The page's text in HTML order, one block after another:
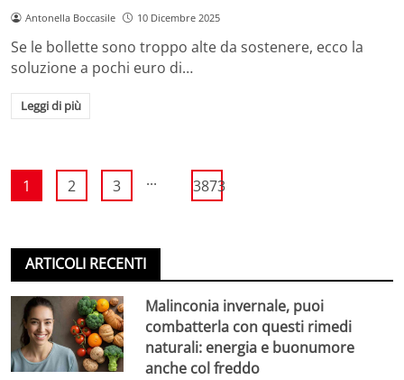
Antonella Boccasile 10 Dicembre 2025
Se le bollette sono troppo alte da sostenere, ecco la
soluzione a pochi euro di…
Leggi di più
1 2 3 ... 3873
ARTICOLI RECENTI
Malinconia invernale, puoi
combatterla con questi rimedi
naturali: energia e buonumore
anche col freddo